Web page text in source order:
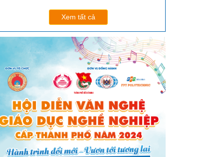
Xem tất cả